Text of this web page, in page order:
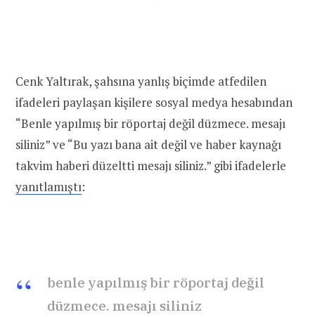
Cenk Yaltırak, şahsına yanlış biçimde atfedilen
ifadeleri paylaşan kişilere sosyal medya hesabından
“Benle yapılmış bir röportaj değil düzmece. mesajı
siliniz” ve “Bu yazı bana ait değil ve haber kaynağı
takvim haberi düzeltti mesajı siliniz.” gibi ifadelerle
yanıtlamıştı:
benle yapılmış bir röportaj değil
düzmece. mesajı siliniz